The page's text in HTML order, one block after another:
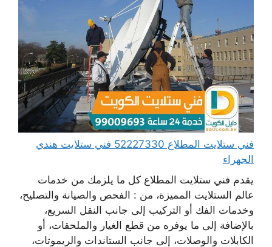
فني ستلايت المطلاع 52227330 فني ستلايت هندي
الجهراء
يقدم فني ستلايت المطلاع كل ما يلزمك من خدمات
عالم الستلايت المميزة، من : الفحص والصيانة والتصليح،
وخدمات الفك أو التركيب إلى جانب النقل السريع،
بالإضافة إلى ما يوفره من قطع الغيار والملحقات، أو
الكابلات والوصلات، إلى جانب الستاندات والريموتات،